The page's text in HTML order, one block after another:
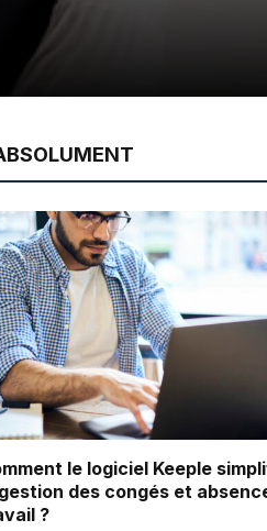
le logiciel Keeple
des congés et
?